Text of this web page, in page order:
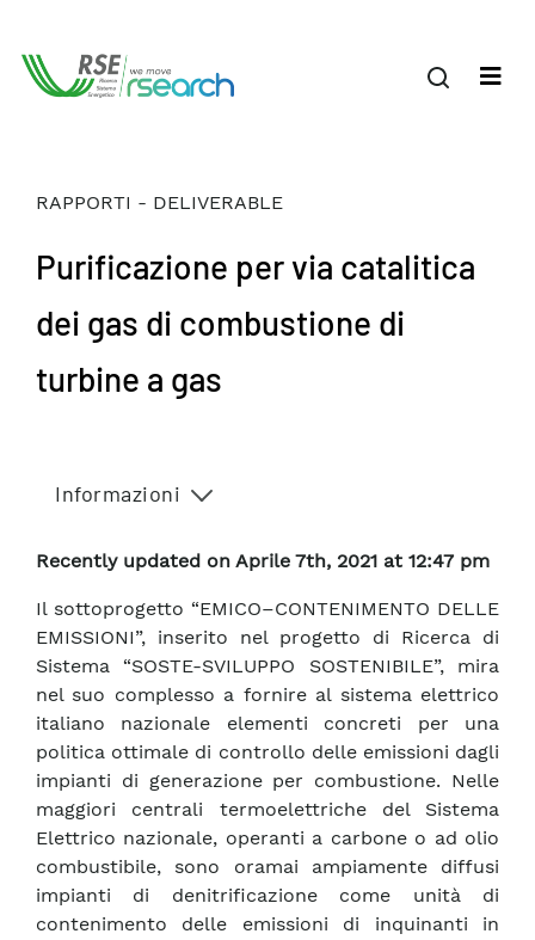
RAPPORTI - DELIVERABLE
Purificazione per via catalitica
dei gas di combustione di
turbine a gas
Informazioni
Recently updated on Aprile 7th, 2021 at 12:47 pm
Il sottoprogetto “EMICO–CONTENIMENTO DELLE
EMISSIONI”, inserito nel progetto di Ricerca di
Sistema “SOSTE-SVILUPPO SOSTENIBILE”, mira
nel suo complesso a fornire al sistema elettrico
italiano nazionale elementi concreti per una
politica ottimale di controllo delle emissioni dagli
impianti di generazione per combustione. Nelle
maggiori centrali termoelettriche del Sistema
Elettrico nazionale, operanti a carbone o ad olio
combustibile, sono oramai ampiamente diffusi
impianti di denitrificazione come unità di
contenimento delle emissioni di inquinanti in